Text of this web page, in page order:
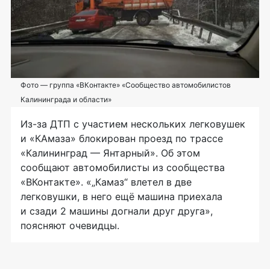
Фото — группа «ВКонтакте» «Сообщество автомобилистов
Калининграда и области»
Из-за ДТП с участием нескольких легковушек
и «КАмаза» блокирован проезд по трассе
«Калининград — Янтарный». Об этом
сообщают автомобилисты из сообщества
«ВКонтакте». «„Камаз“ влетел в две
легковушки, в него ещё машина приехала
и сзади 2 машины догнали друг друга»,
поясняют очевидцы.